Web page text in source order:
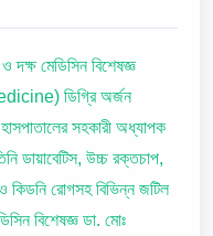
দক্ষ মেডিসিন বিশেষজ্ঞ
ডিগ্রি অর্জন
সহকারী অধ্যাপক
ডায়াবেটিস, উচ্চ রক্তচাপ,
কিডনি রোগসহ বিভিন্ন জটিল
বিশেষজ্ঞ ডা. মোঃ